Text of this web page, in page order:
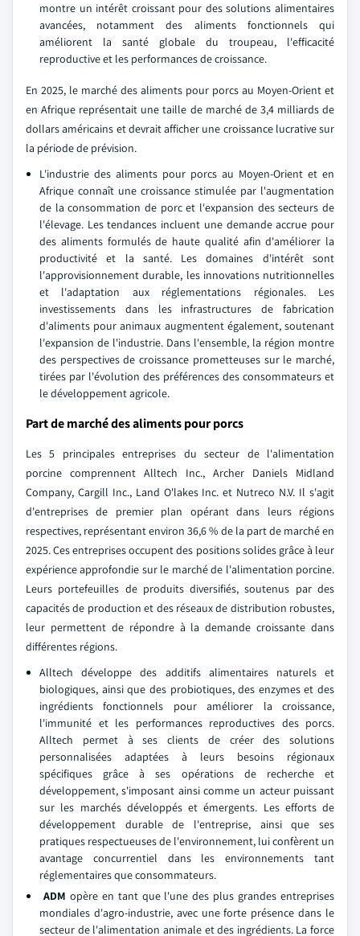
montre un intérêt croissant pour des solutions alimentaires
avancées, notamment des aliments fonctionnels qui
améliorent la santé globale du troupeau, l'efficacité
reproductive et les performances de croissance.
En 2025, le marché des aliments pour porcs au Moyen-Orient et
en Afrique représentait une taille de marché de 3,4 milliards de
dollars américains et devrait afficher une croissance lucrative sur
la période de prévision.
L'industrie des aliments pour porcs au Moyen-Orient et en
Afrique connaît une croissance stimulée par l'augmentation
de la consommation de porc et l'expansion des secteurs de
l'élevage. Les tendances incluent une demande accrue pour
des aliments formulés de haute qualité afin d'améliorer la
productivité et la santé. Les domaines d'intérêt sont
l'approvisionnement durable, les innovations nutritionnelles
et l'adaptation aux réglementations régionales. Les
investissements dans les infrastructures de fabrication
d'aliments pour animaux augmentent également, soutenant
l'expansion de l'industrie. Dans l'ensemble, la région montre
des perspectives de croissance prometteuses sur le marché,
tirées par l'évolution des préférences des consommateurs et
le développement agricole.
Part de marché des aliments pour porcs
Les 5 principales entreprises du secteur de l'alimentation
porcine comprennent Alltech Inc., Archer Daniels Midland
Company, Cargill Inc., Land O'lakes Inc. et Nutreco N.V. Il s'agit
d'entreprises de premier plan opérant dans leurs régions
respectives, représentant environ 36,6 % de la part de marché en
2025. Ces entreprises occupent des positions solides grâce à leur
expérience approfondie sur le marché de l'alimentation porcine.
Leurs portefeuilles de produits diversifiés, soutenus par des
capacités de production et des réseaux de distribution robustes,
leur permettent de répondre à la demande croissante dans
différentes régions.
Alltech développe des additifs alimentaires naturels et
biologiques, ainsi que des probiotiques, des enzymes et des
ingrédients fonctionnels pour améliorer la croissance,
l'immunité et les performances reproductives des porcs.
Alltech permet à ses clients de créer des solutions
personnalisées adaptées à leurs besoins régionaux
spécifiques grâce à ses opérations de recherche et
développement, s'imposant ainsi comme un acteur puissant
sur les marchés développés et émergents. Les efforts de
développement durable de l'entreprise, ainsi que ses
pratiques respectueuses de l'environnement, lui confèrent un
avantage concurrentiel dans les environnements tant
réglementaires que consommateurs.
ADM opère en tant que l'une des plus grandes entreprises
mondiales d'agro-industrie, avec une forte présence dans le
secteur de l'alimentation animale et des ingrédients. La force